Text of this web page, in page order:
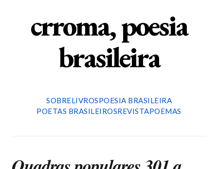
crroma, poesia
brasileira
SOBRELIVROSPOESIA BRASILEIRA
POETAS BRASILEIROSREVISTAPOEMAS